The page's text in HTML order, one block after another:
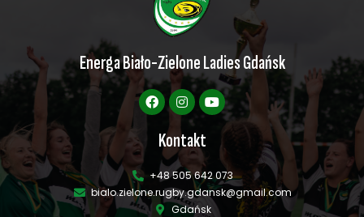
Energa Biało-Zielone Ladies Gdańsk
Kontakt
+48 505 642 073
bialo.zielone.rugby.gdansk@gmail.com
Gdańsk